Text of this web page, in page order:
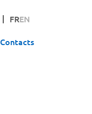
FREN
Contacts